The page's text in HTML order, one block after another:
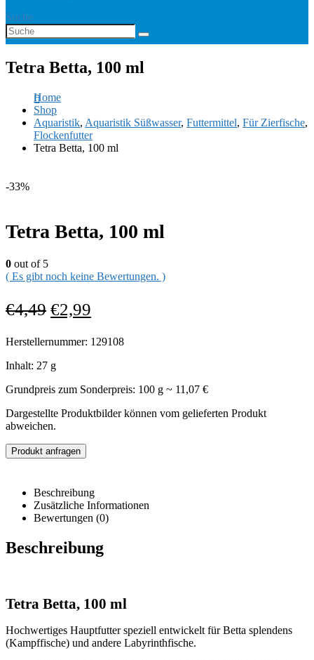
Suche
Tetra Betta, 100 ml
Home
Shop
Aquaristik, Aquaristik Süßwasser, Futtermittel, Für Zierfische,
Flockenfutter
Tetra Betta, 100 ml
-33%
Tetra Betta, 100 ml
0 out of 5
( Es gibt noch keine Bewertungen. )
€4,49 €2,99
Herstellernummer: 129108
Inhalt: 27 g
Grundpreis zum Sonderpreis: 100 g ~ 11,07 €
Dargestellte Produktbilder können vom gelieferten Produkt
abweichen.
Produkt anfragen
Beschreibung
Zusätzliche Informationen
Bewertungen (0)
Beschreibung
Tetra Betta, 100 ml
Hochwertiges Hauptfutter speziell entwickelt für Betta splendens
(Kampffische) und andere Labyrinthfische.